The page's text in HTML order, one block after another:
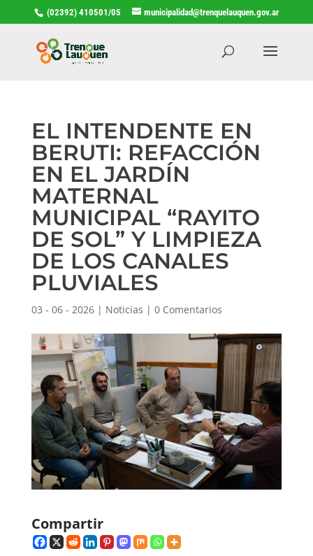
(02392) 410501/05 municipalidad@trenquelauquen.gov.ar
EL INTENDENTE EN
BERUTI: REFACCIÓN
EN EL JARDÍN
MATERNAL
MUNICIPAL “RAYITO
DE SOL” Y LIMPIEZA
DE LOS CANALES
PLUVIALES
03 - 06 - 2026| Noticias | 0 Comentarios
Compartir